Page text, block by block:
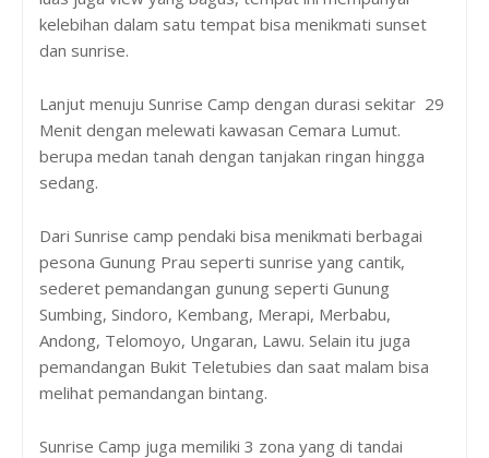
kelebihan dalam satu tempat bisa menikmati sunset
dan sunrise.
Lanjut menuju Sunrise Camp dengan durasi sekitar 29
Menit dengan melewati kawasan Cemara Lumut.
berupa medan tanah dengan tanjakan ringan hingga
sedang.
Dari Sunrise camp pendaki bisa menikmati berbagai
pesona Gunung Prau seperti sunrise yang cantik,
sederet pemandangan gunung seperti Gunung
Sumbing, Sindoro, Kembang, Merapi, Merbabu,
Andong, Telomoyo, Ungaran, Lawu. Selain itu juga
pemandangan Bukit Teletubies dan saat malam bisa
melihat pemandangan bintang.
Sunrise Camp juga memiliki 3 zona yang di tandai